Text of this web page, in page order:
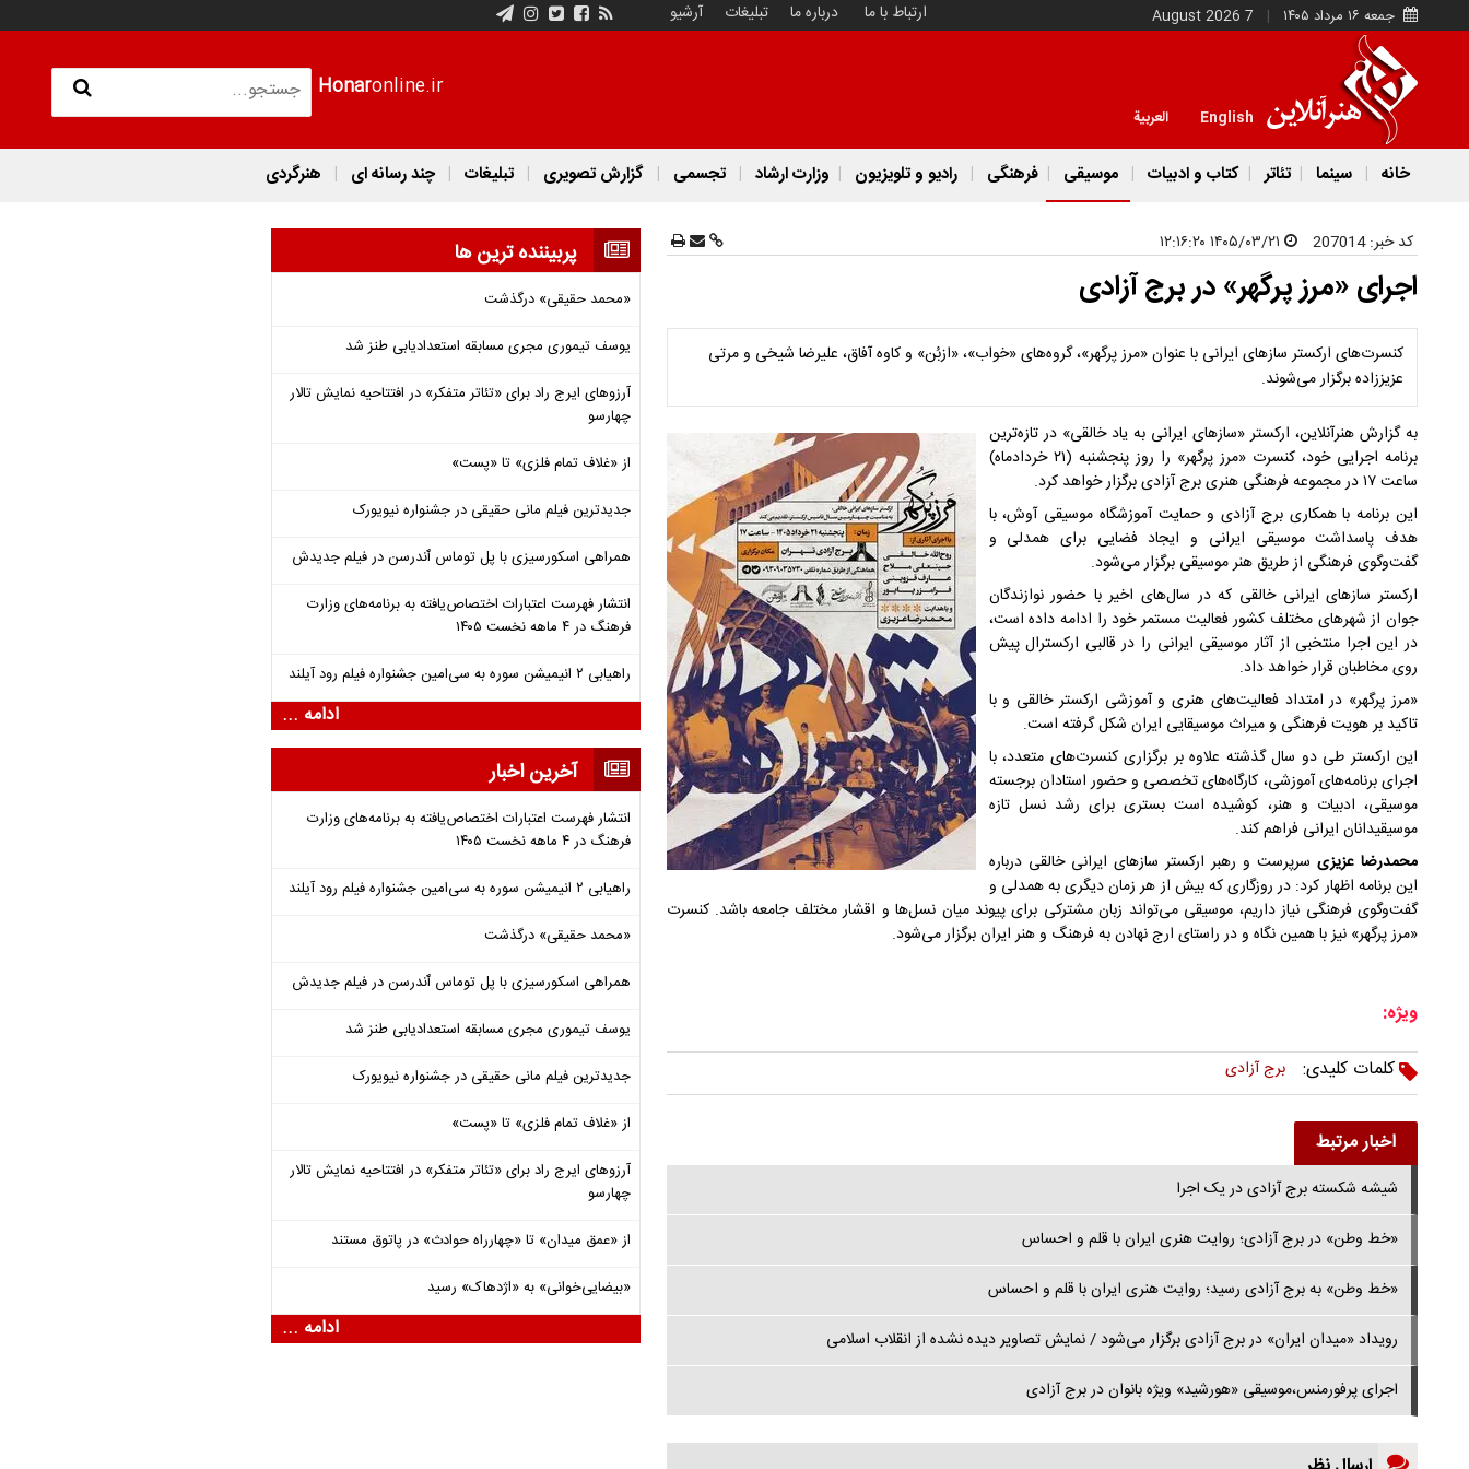
جمعه ۱۶ مرداد ۱۴۰۵ 7 August 2026 ارتباط با ما درباره ما تبلیغات آرشیو
Honaronline.ir
English العربية
خانه سینما تئاتر کتاب و ادبیات موسیقی فرهنگی رادیو و تلویزیون وزارت ارشاد تجسمی گزارش تصویری تبلیغات چند رسانه ای هنرگردی
کد خبر:207014
اجرای «مرز پرگهر» در برج آزادی
کنسرت‌های ارکستر سازهای ایرانی با عنوان «مرز پرگهر»، گروه‌های «خواب»، «ازبُن» و کاوه آفاق، علیرضا شیخی و مرتی
عزیززاده برگزار می‌شوند.
به گزارش هنرآنلاین، ارکستر «سازهای ایرانی به یاد خالقی» در تازه‌ترین
برنامه اجرایی خود، کنسرت «مرز پرگهر» را روز پنجشنبه (۲۱ خردادماه)
ساعت ۱۷ در مجموعه فرهنگی هنری برج آزادی برگزار خواهد کرد.
این برنامه با همکاری برج آزادی و حمایت آموزشگاه موسیقی آوش، با
هدف پاسداشت موسیقی ایرانی و ایجاد فضایی برای همدلی و
گفت‌وگوی فرهنگی از طریق هنر موسیقی برگزار می‌شود.
ارکستر سازهای ایرانی خالقی که در سال‌های اخیر با حضور نوازندگان
جوان از شهرهای مختلف کشور فعالیت مستمر خود را ادامه داده است،
در این اجرا منتخبی از آثار موسیقی ایرانی را در قالبی ارکسترال پیش
روی مخاطبان قرار خواهد داد.
«مرز پرگهر» در امتداد فعالیت‌های هنری و آموزشی ارکستر خالقی و با
تاکید بر هویت فرهنگی و میراث موسیقایی ایران شکل گرفته است.
این ارکستر طی دو سال گذشته علاوه بر برگزاری کنسرت‌های متعدد، با
اجرای برنامه‌های آموزشی، کارگاه‌های تخصصی و حضور استادان برجسته
موسیقی، ادبیات و هنر، کوشیده است بستری برای رشد نسل تازه
موسیقیدانان ایرانی فراهم کند.
محمدرضا عزیزی سرپرست و رهبر ارکستر سازهای ایرانی خالقی درباره
این برنامه اظهار کرد: در روزگاری که بیش از هر زمان دیگری به همدلی و
گفت‌وگوی فرهنگی نیاز داریم، موسیقی می‌تواند زبان مشترکی برای پیوند میان نسل‌ها و اقشار مختلف جامعه باشد. کنسرت
«مرز پرگهر» نیز با همین نگاه و در راستای ارج نهادن به فرهنگ و هنر ایران برگزار می‌شود.
ویژه:
کلمات کلیدی:
برج آزادی
اخبار مرتبط
شیشه‌ شکسته برج آزادی در یک اجرا
«خط وطن» در برج آزادی؛ روایت هنری ایران با قلم و احساس
«خط وطن» به برج آزادی رسید؛ روایت هنری ایران با قلم و احساس
رویداد «میدان ایران» در برج آزادی برگزار می‌شود / نمایش تصاویر دیده نشده از انقلاب اسلامی
اجرای پرفورمنس،موسیقی «هورشید» ویژه بانوان در برج آزادی
پربیننده ترین ها
«محمد حقیقی» درگذشت
یوسف تیموری مجری مسابقه استعدادیابی طنز شد
آرزوهای ایرج راد برای «تئاتر متفکر» در افتتاحیه نمایش تالار
چهارسو
از «غلاف تمام فلزی» تا «پست»
جدیدترین فیلم مانی حقیقی در جشنواره نیویورک
همراهی اسکورسیزی با پل توماس ٱندرسن در فیلم جدیدش
انتشار فهرست اعتبارات اختصاص‌یافته به برنامه‌های وزارت
فرهنگ در ۴ ماهه نخست ۱۴۰۵
راهیابی ۲ انیمیشن سوره به سی‌امین جشنواره فیلم رود آیلند
ادامه ...
آخرین اخبار
انتشار فهرست اعتبارات اختصاص‌یافته به برنامه‌های وزارت
فرهنگ در ۴ ماهه نخست ۱۴۰۵
راهیابی ۲ انیمیشن سوره به سی‌امین جشنواره فیلم رود آیلند
«محمد حقیقی» درگذشت
همراهی اسکورسیزی با پل توماس ٱندرسن در فیلم جدیدش
یوسف تیموری مجری مسابقه استعدادیابی طنز شد
جدیدترین فیلم مانی حقیقی در جشنواره نیویورک
از «غلاف تمام فلزی» تا «پست»
آرزوهای ایرج راد برای «تئاتر متفکر» در افتتاحیه نمایش تالار
چهارسو
از «عمق میدان» تا «چهارراه حوادث» در پاتوق مستند
«بیضایی‌خوانی» به «اژدهاک» رسید
ادامه ...